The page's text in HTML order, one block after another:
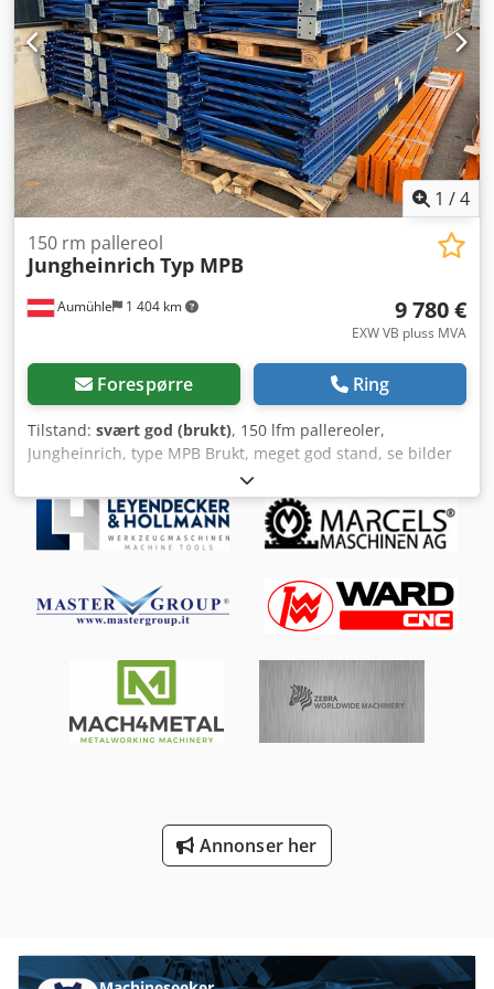
søyleløft-dreieinnretninger tilgjengelig: 500 kg, 1000 kg,
2000 kg, 3000 kg, 5000 kg, 10000 kg, 20000 kg. Be om
tilbud. Codpfx Ajuk Niyeh Ioha
1 /4
Aumühle 1 404 km
150 rm pallereol
Jungheinrich Typ MPB
9 780 €
EXW VB pluss MVA
Forespørre Ring
Tilstand: svært god (brukt), 150 lfm pallereoler,
Jungheinrich, type MPB Brukt, meget god stand, se bilder
Høyde 3,9 m Dybde 110 cm, blå Feltbelastning 8,4 tonn
Bjelkelengde 2,7 m, gul Bjelke med kapasitet/hylle 2400 kg
Forhandlingspris: 9.780,- € netto, ekskl. lager Tilbudet
består av: + 52 stk. rammer, forhåndsmontert, dybde 110
2400 kg/hylle + 408 stk. sikkerhetslåser Codpfx Ahjp Dunfe
Isha + 208 stk. betongankere Sertifikater og dokumentasjon
for belastningskapasitet osv. er selvfølgelig inkludert. Mer
tilbehør finner du i tilbehørskatalogen. Varen er på lager.
Transport og montering kan avtales. Besiktigelse er mulig
etter avtale. Mer informasjon på forespørsel. Vi har over
5000 lfm pallereoler på lager fra en rekke produsenter.
lagerteknikk og tunglastreoler, brukt og nytt Beskrivelse:
Ser du etter høykvalitets lagerreoler til salgs? Lenox
Trading er en av de største forhandlerne av nye og brukte
levering • 20 000 m² lagerplattformer og
Annonser her